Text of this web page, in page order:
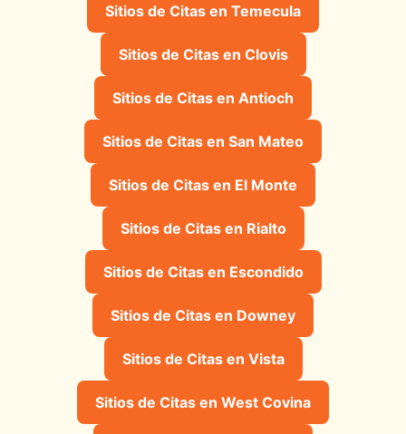
Sitios de Citas en Temecula
Sitios de Citas en Clovis
Sitios de Citas en Antioch
Sitios de Citas en San Mateo
Sitios de Citas en El Monte
Sitios de Citas en Rialto
Sitios de Citas en Escondido
Sitios de Citas en Downey
Sitios de Citas en Vista
Sitios de Citas en West Covina